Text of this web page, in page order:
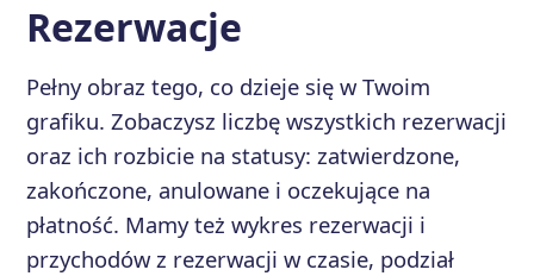
Rezerwacje
Pełny obraz tego, co dzieje się w Twoim
grafiku. Zobaczysz liczbę wszystkich rezerwacji
oraz ich rozbicie na statusy: zatwierdzone,
zakończone, anulowane i oczekujące na
płatność. Mamy też wykres rezerwacji i
przychodów z rezerwacji w czasie, podział